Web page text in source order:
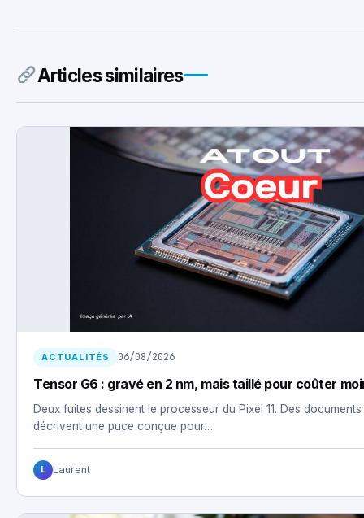
Articles similaires
ACTUALITÉS 06/08/2026
Tensor G6 : gravé en 2 nm, mais taillé pour coûter
Deux fuites dessinent le processeur du Pixel 11. Des
décrivent une puce conçue pour…
L Laurent